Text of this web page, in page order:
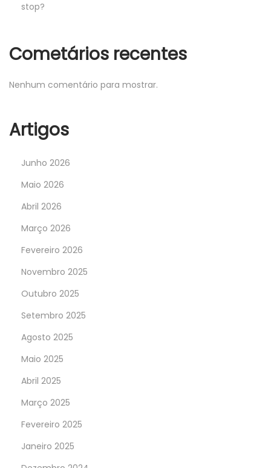
stop?
Cometários recentes
Nenhum comentário para mostrar.
Artigos
Junho 2026
Maio 2026
Abril 2026
Março 2026
Fevereiro 2026
Novembro 2025
Outubro 2025
Setembro 2025
Agosto 2025
Maio 2025
Abril 2025
Março 2025
Fevereiro 2025
Janeiro 2025